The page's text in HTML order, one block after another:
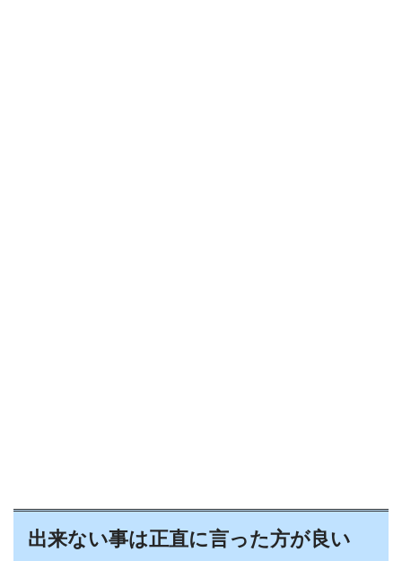
出来ない事は正直に言った方が良い